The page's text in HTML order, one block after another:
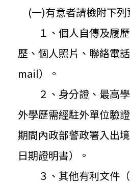
(一)有意者請檢附下列
１、個人自傳及履歷
歷、個人照片、聯絡電話
mail）。
２、身分證、最高學
外學歷需經駐外單位驗證
期間內政部警政署入出
日期證明書）
。
３、其他有利文件（